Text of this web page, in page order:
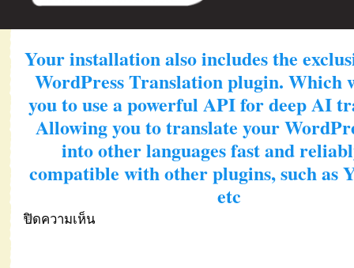
Your installation also includes the
WordPress Translation plugin. Which
you to use a powerful API for deep AI
Allowing you to translate your
into other languages fast and
compatible with other plugins, such as
etc
ปิดความเห็น